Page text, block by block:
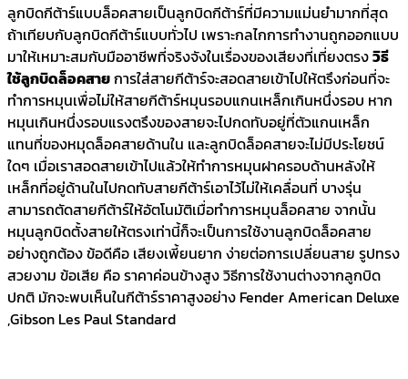
ลูกบิดกีต้าร์แบบล็อคสายเป็นลูกบิดกีต้าร์ที่มีความแม่นยำมากที่สุด
ถ้าเทียบกับลูกบิดกีต้าร์แบบทั่วไป เพราะกลไกการทำงานถูกออกแบบ
มาให้เหมาะสมกับมืออาชีพที่จริงจังในเรื่องของเสียงที่เที่ยงตรงวิธี
ใช้ลูกบิดล็อคสายการใส่สายกีต้าร์จะสอดสายเข้าไปให้ตรึงก่อนที่จะ
ทำการหมุนเพื่อไม่ให้สายกีต้าร์หมุนรอบแกนเหล็กเกินหนึ่งรอบ หาก
หมุนเกินหนึ่งรอบแรงตรึงของสายจะไปกดทับอยู่ที่ตัวแกนเหล็ก
แทนที่ของหมุดล็อคสายด้านใน และลูกบิดล็อคสายจะไม่มีประโยชน์
ใดๆ เมื่อเราสอดสายเข้าไปแล้วให้ทำการหมุนฝาครอบด้านหลังให้
เหล็กที่อยู่ด้านในไปกดทับสายกีต้าร์เอาไว้ไม่ให้เคลื่อนที่ บางรุ่น
สามารถตัดสายกีต้าร์ให้อัตโนมัติเมื่อทำการหมุนล็อคสาย จากนั้น
หมุนลูกบิดตั้งสายให้ตรงเท่านี้ก็จะเป็นการใช้งานลูกบิดล็อคสาย
อย่างถูกต้อง ข้อดีคือ เสียงเพี้ยนยาก ง่ายต่อการเปลี่ยนสาย รูปทรง
สวยงาม ข้อเสีย คือ ราคาค่อนข้างสูง วิธีการใช้งานต่างจากลูกบิด
ปกติ มักจะพบเห็นในกีต้าร์ราคาสูงอย่าง Fender American Deluxe
,Gibson Les Paul Standard